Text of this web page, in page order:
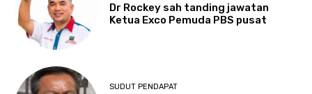
Dr Rockey sah tanding jawatan
Ketua Exco Pemuda PBS pusat
SUDUT PENDAPAT